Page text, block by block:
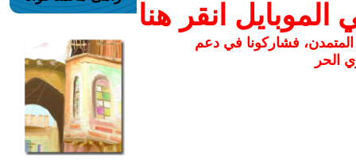
انقر هنا
المتمدن، فشاركونا في دعم
الحر